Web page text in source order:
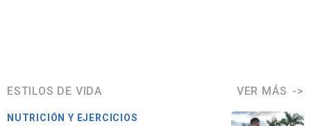
ESTILOS DE VIDA VER MÁS
NUTRICIÓN Y EJERCICIOS